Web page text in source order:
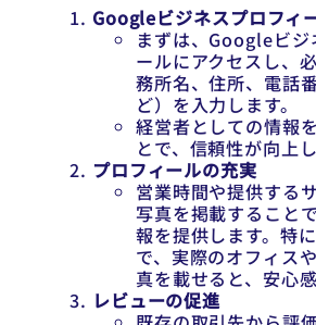
Googleビジネスプロフィ
まずは、Googleビジ
ールにアクセスし、
務所名、住所、電話
ど）を入力します。
経営者としての情報
とで、信頼性が向上し
プロフィールの充実
営業時間や提供する
写真を掲載すること
報を提供します。特
で、実際のオフィス
真を載せると、安心
レビューの促進